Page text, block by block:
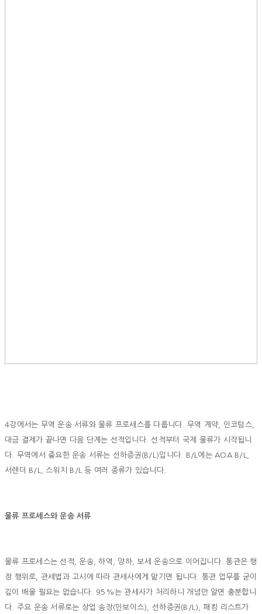
4강에서는 무역 운송 서류와 물류 프로세스를 다룹니다. 무역 계약, 인코텀스,
대금 결제가 끝나면 다음 단계는 선적입니다. 선적부터 국제 물류가 시작됩니
다. 무역에서 중요한 운송 서류는 선하증권(B/L)입니다. B/L에는 AOA B/L,
서렌더 B/L, 스위치 B/L 등 여러 종류가 있습니다.
물류 프로세스와 운송 서류
물류 프로세스는 선적, 운송, 하역, 양하, 보세 운송으로 이어집니다. 통관은 행
정 행위로, 관세법과 고시에 따라 관세사에게 맡기면 됩니다. 통관 업무를 굳이
깊이 배울 필요는 없습니다. 95%는 관세사가 처리하니 개념만 알면 충분합니
다. 주요 운송 서류로는 상업 송장(인보이스), 선하증권(B/L), 패킹 리스트가